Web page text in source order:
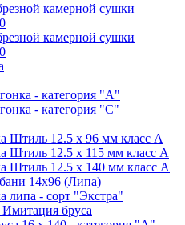
камерной сушки
камерной сушки
- категория "А"
- категория "С"
Штиль 12.5 х 96 мм класс А
Штиль 12.5 х 115 мм класс А
Штиль 12.5 х 140 мм класс А
14х96 (Липа)
липа - сорт "Экстра"
Имитация бруса